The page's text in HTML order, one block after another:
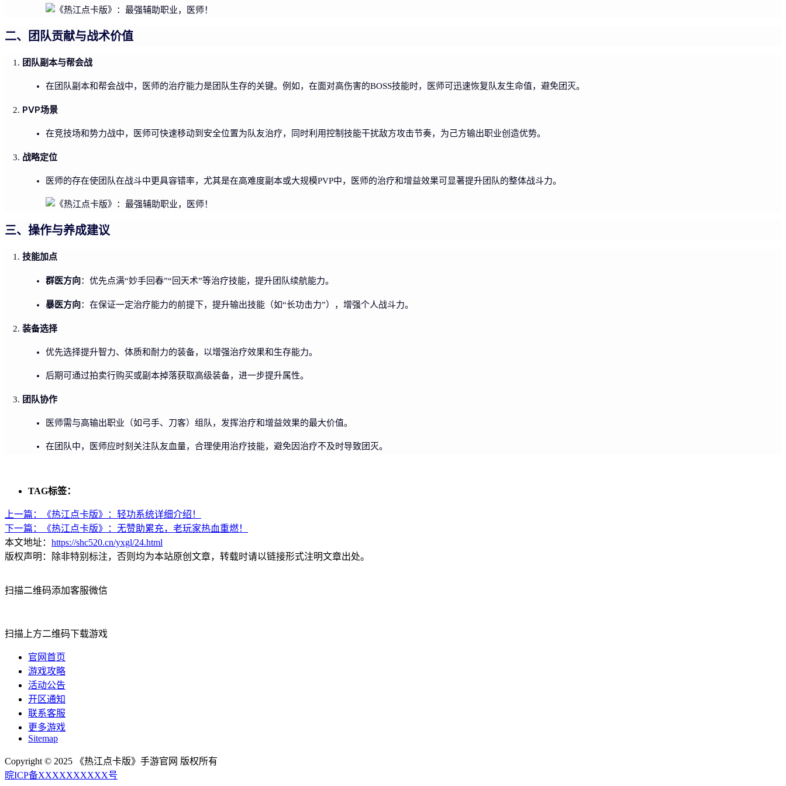
二、团队贡献与战术价值
团队副本与帮会战
在团队副本和帮会战中，医师的治疗能力是团队生存的关键。例如，在面对高伤害的BOSS技能时，医师可迅速恢复队友生命值，避免团灭。
PVP场景
在竞技场和势力战中，医师可快速移动到安全位置为队友治疗，同时利用控制技能干扰敌方攻击节奏，为己方输出职业创造优势。
战略定位
医师的存在使团队在战斗中更具容错率，尤其是在高难度副本或大规模PVP中，医师的治疗和增益效果可显著提升团队的整体战斗力。
三、操作与养成建议
技能加点
群医方向：优先点满“妙手回春”“回天术”等治疗技能，提升团队续航能力。
暴医方向：在保证一定治疗能力的前提下，提升输出技能（如“长功击力”），增强个人战斗力。
装备选择
优先选择提升智力、体质和耐力的装备，以增强治疗效果和生存能力。
后期可通过拍卖行购买或副本掉落获取高级装备，进一步提升属性。
团队协作
医师需与高输出职业（如弓手、刀客）组队，发挥治疗和增益效果的最大价值。
在团队中，医师应时刻关注队友血量，合理使用治疗技能，避免因治疗不及时导致团灭。
TAG标签：
上一篇：
《热江点卡版》：轻功系统详细介绍！
下一篇：
《热江点卡版》：无赞助累充，老玩家热血重燃！
本文地址： https://shc520.cn/yxgl/24.html
版权声明：除非特别标注，否则均为本站原创文章，转载时请以链接形式注明文章出处。
扫描二维码添加客服微信
扫描上方二维码下载游戏
官网首页
游戏攻略
活动公告
开区通知
联系客服
更多游戏
Sitemap
Copyright © 2025 《热江点卡版》手游官网 版权所有
晥ICP备XXXXXXXXXX号